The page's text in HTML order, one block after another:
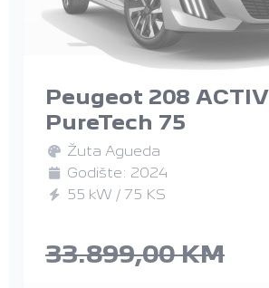
Peugeot 208
PureTech 75
Žuta Agueda
Godište: 2024
55 kW / 75 KS
33.899,00 KM